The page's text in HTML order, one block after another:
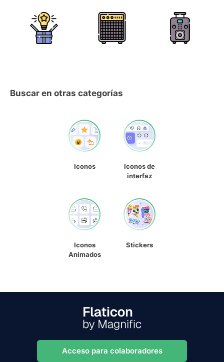
Buscar en otras categorías
Iconos
Iconos de
interfaz
Iconos
Animados
Stickers
Acceso para colaboradores